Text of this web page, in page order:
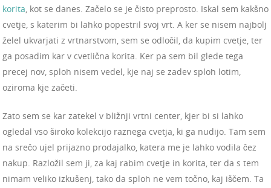
korita, kot se danes. Začelo se je čisto preprosto. Iskal sem kakšno
cvetje, s katerim bi lahko popestril svoj vrt. A ker se nisem najbolj
želel ukvarjati z vrtnarstvom, sem se odločil, da kupim cvetje, ter
ga posadim kar v cvetlična korita. Ker pa sem bil glede tega
precej nov, sploh nisem vedel, kje naj se zadev sploh lotim,
oziroma kje začeti.
Zato sem se kar zatekel v bližnji vrtni center, kjer bi si lahko
ogledal vso široko kolekcijo raznega cvetja, ki ga nudijo. Tam sem
na srečo ujel prijazno prodajalko, katera me je lahko vodila čez
nakup. Razložil sem ji, za kaj rabim cvetje in korita, ter da s tem
nimam veliko izkušenj, tako da sploh ne vem točno, kaj iščem. Ta